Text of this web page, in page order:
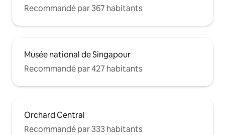
Recommandé par 367 habitants
Musée national de Singapour
Recommandé par 427 habitants
Orchard Central
Recommandé par 333 habitants